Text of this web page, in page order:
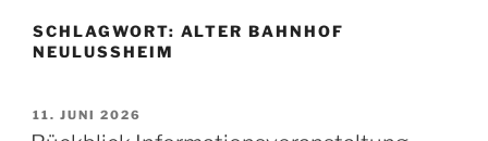
SCHLAGWORT: ALTER BAHNHOF
NEULUSSHEIM
VERÖFFENTLICHT
AM
11. JUNI 2026